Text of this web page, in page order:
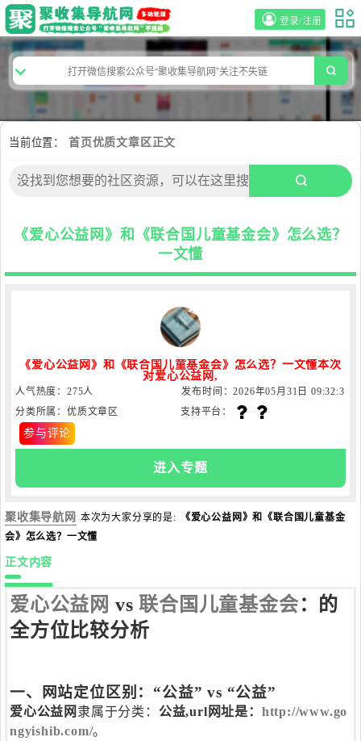
登录/注册
当前位置： 首页优质文章区正文
《爱心公益网》和《联合国儿童基金会》怎么选？
一文懂
《爱心公益网》和《联合国儿童基金会》怎么选？一文懂本次
对爱心公益网,
人气热度：275人
发布时间：2026年05月31日 09:32:3
0
支持平台：
分类所属：优质文章区
参与评论
进入专题
聚收集导航网 本次为大家分享的是:
《爱心公益网》和《联合国儿童基金
会》怎么选？一文懂
正文内容
爱心公益网 vs 联合国儿童基金会：的
全方位比较分析
一、网站定位区别：“公益” vs “公益”
爱心公益网隶属于分类： 公益,url网址是： http://www.go
ngyishib.com/。